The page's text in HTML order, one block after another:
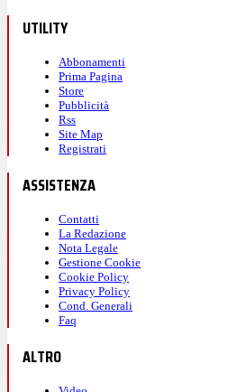
UTILITY
Abbonamenti
Prima Pagina
Store
Pubblicità
Rss
Site Map
Registrati
ASSISTENZA
Contatti
La Redazione
Nota Legale
Gestione Cookie
Cookie Policy
Privacy Policy
Cond. Generali
Faq
ALTRO